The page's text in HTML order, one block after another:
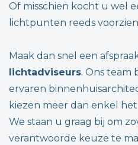
Of misschien kocht u wel
lichtpunten reeds
Maak dan snel een
lichtadviseurs. Ons team
ervaren
kiezen meer dan enkel het
We staan u graag bij om
verantwoorde keuze te